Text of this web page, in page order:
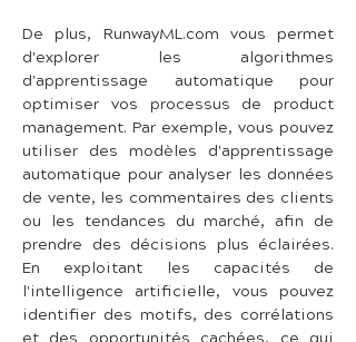
De plus, RunwayML.com vous permet
d'explorer les algorithmes
d'apprentissage automatique pour
optimiser vos processus de product
management. Par exemple, vous pouvez
utiliser des modèles d'apprentissage
automatique pour analyser les données
de vente, les commentaires des clients
ou les tendances du marché, afin de
prendre des décisions plus éclairées.
En exploitant les capacités de
l'intelligence artificielle, vous pouvez
identifier des motifs, des corrélations